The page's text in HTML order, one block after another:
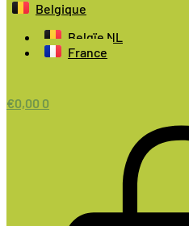
Belgique
Belgïe NL
France
€0,00 0